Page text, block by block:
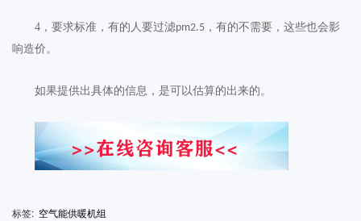
4 ，要求标准，有的人要过滤pm2.5 ，有的不需要，这些也会影
响造价。
如果提供出具体的信息，是可以估算的出来的。
标签: 空气能供暖机组